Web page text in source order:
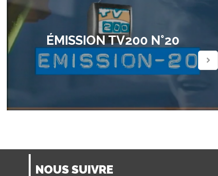
ÉMISSION TV200 N°20
NOUS SUIVRE